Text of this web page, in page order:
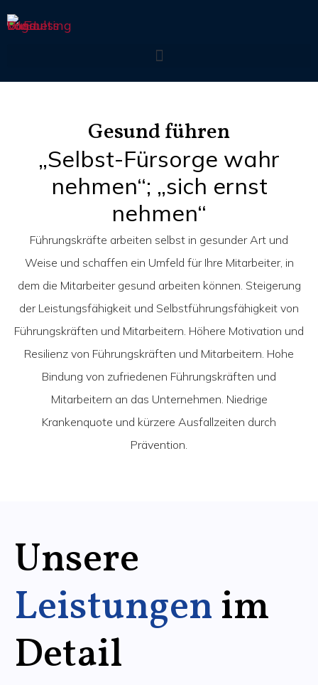
Gesund führen
„Selbst-Fürsorge wahr
nehmen“; „sich ernst
nehmen“
Führungskräfte arbeiten selbst in gesunder Art und
Weise und schaffen ein Umfeld für Ihre Mitarbeiter, in
dem die Mitarbeiter gesund arbeiten können. Steigerung
der Leistungsfähigkeit und Selbstführungsfähigkeit von
Führungskräften und Mitarbeitern. Höhere Motivation und
Resilienz von Führungskräften und Mitarbeitern. Hohe
Bindung von zufriedenen Führungskräften und
Mitarbeitern an das Unternehmen. Niedrige
Krankenquote und kürzere Ausfallzeiten durch
Prävention.
Unsere
Leistungenim
Detail